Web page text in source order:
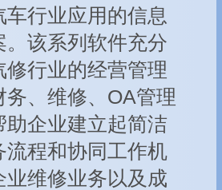
车行业应用的信息
。该系列软件充分
修行业的经营管理
务、维修、OA管理
助企业建立起简洁
流程和协同工作机
业维修业务以及成